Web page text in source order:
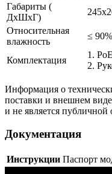
Габариты (
ДхШхГ)
Относительная
влажность
≤ 90%
Комплектация
1.
2.
Информация о
поставки и внешнем
и не является публичной
Документация
Инструкции Паспорт